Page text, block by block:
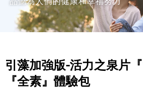
引藻加強版-活力之泉片
『全素』體驗包